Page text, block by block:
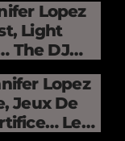
Lopez
Light
The DJ
Lopez
Jeux De
Le